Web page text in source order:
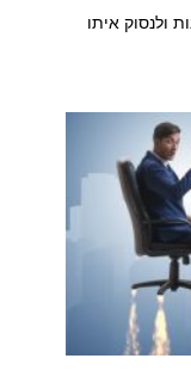
ולנסוק איתו